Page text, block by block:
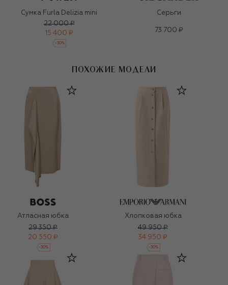
Сумка Furla Delizia mini
22 000 ₽
15 400 ₽
-30%
Серьги
73 700 ₽
ПОХОЖИЕ МОДЕЛИ
Атласная юбка
29 350 ₽
20 550 ₽
-30%
Хлопковая юбка
49 950 ₽
34 950 ₽
-30%